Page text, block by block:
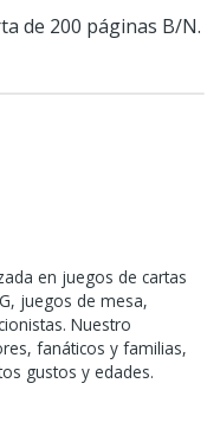
de 200 páginas B/N.
en juegos de cartas
juegos de mesa,
Nuestro
fanáticos y familias,
gustos y edades.